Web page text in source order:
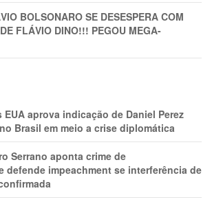
BOLSONARO SE DESESPERA COM
FLÁVIO DINO!!! PEGOU MEGA-
EUA aprova indicação de Daniel Perez
Brasil em meio a crise diplomática
Serrano aponta crime de
defende impeachment se interferência de